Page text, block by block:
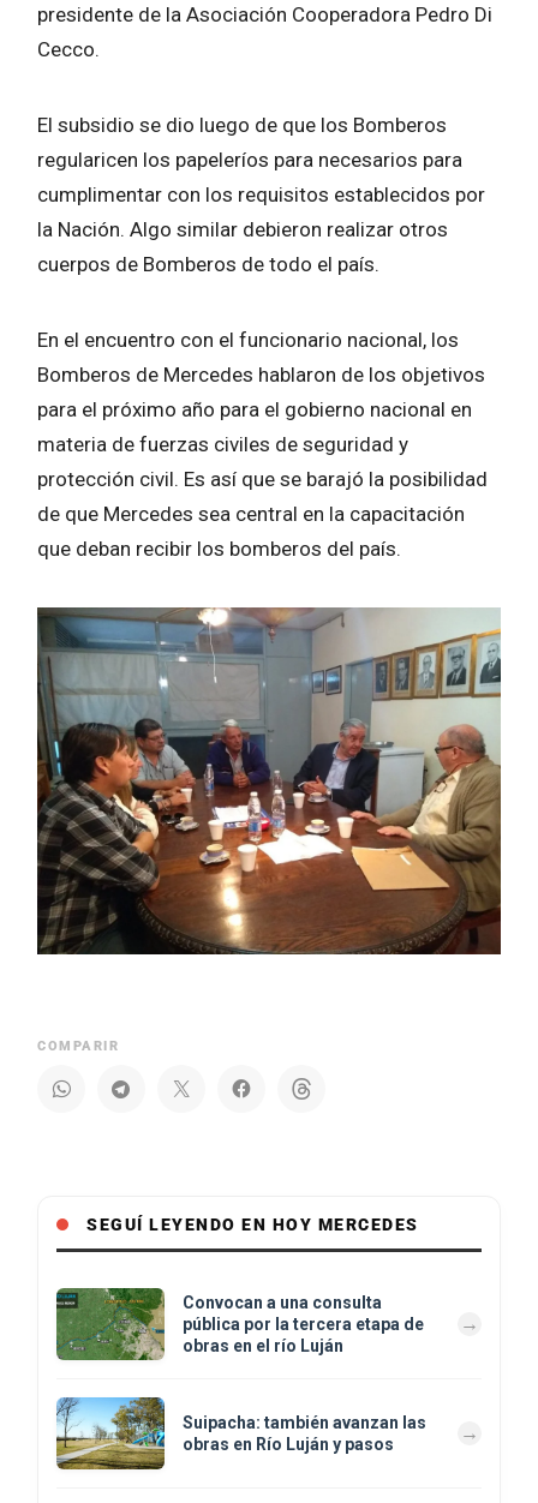
presidente de la Asociación Cooperadora Pedro Di
Cecco.
El subsidio se dio luego de que los Bomberos
regularicen los papeleríos para necesarios para
cumplimentar con los requisitos establecidos por
la Nación. Algo similar debieron realizar otros
cuerpos de Bomberos de todo el país.
En el encuentro con el funcionario nacional, los
Bomberos de Mercedes hablaron de los objetivos
para el próximo año para el gobierno nacional en
materia de fuerzas civiles de seguridad y
protección civil. Es así que se barajó la posibilidad
de que Mercedes sea central en la capacitación
que deban recibir los bomberos del país.
COMPARIR
SEGUÍ LEYENDO EN HOY MERCEDES
Convocan a una consulta
pública por la tercera etapa de
obras en el río Luján
Suipacha: también avanzan las
obras en Río Luján y pasos